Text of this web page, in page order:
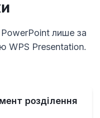
PowerPoint лише за
WPS Presentation.
розділення